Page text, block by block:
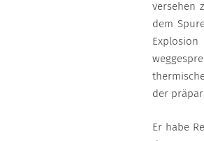
versehen
dem
der
Er habe